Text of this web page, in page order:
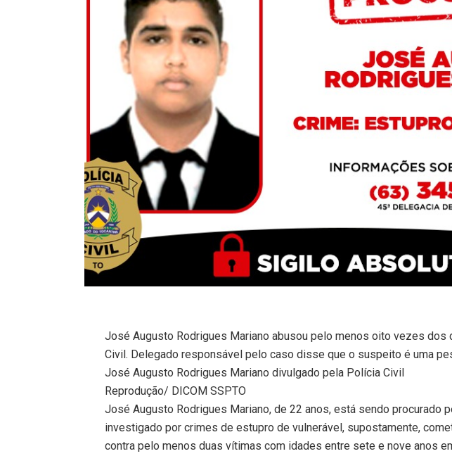
José Augusto Rodrigues Mariano abusou pelo menos oito vezes dos
Civil. Delegado responsável pelo caso disse que o suspeito é uma
José Augusto Rodrigues Mariano divulgado pela Polícia Civil
Reprodução/ DICOM SSPTO
José Augusto Rodrigues Mariano, de 22 anos, está sendo procurado
investigado por crimes de estupro de vulnerável, supostamente,
contra pelo menos duas vítimas com idades entre sete e nove anos